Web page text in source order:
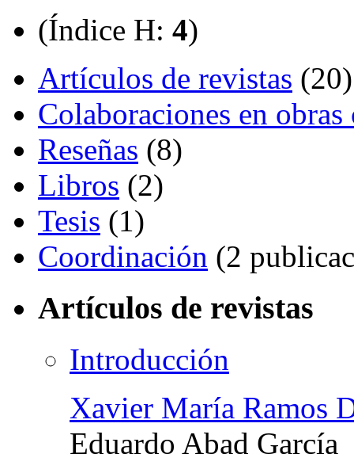
(Índice H: 4)
Artículos de revistas (20)
Colaboraciones en
Reseñas (8)
Libros (2)
Tesis (1)
Coordinación (2
Artículos de revistas
Introducción
Xavier María Ramos
Eduardo Abad García